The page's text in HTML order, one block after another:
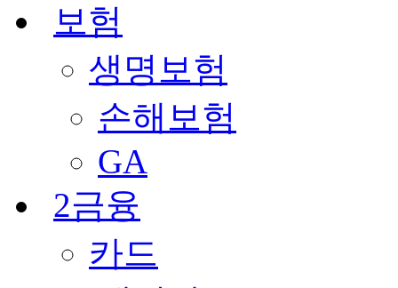
보험
생명보험
손해보험
GA
2금융
카드